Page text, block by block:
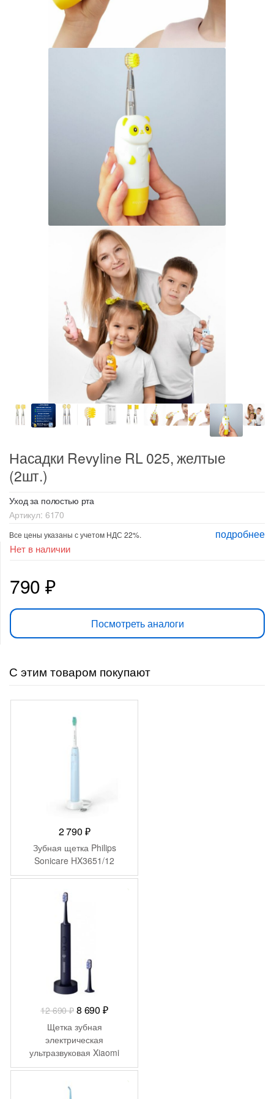
Насадки Revyline RL 025, желтые
(2шт.)
Уход за полостью рта
Артикул: 6170
подробнее
Все цены указаны с учетом НДС 22%.
Нет в наличии
790 ₽
Посмотреть аналоги
С этим товаром покупают
2 790 ₽
Зубная щетка Philips
Sonicare HX3651/12
12 690₽ Первоначальная
цена
составляла
12
690 ₽.
8 690 ₽Текущая
690 ₽.
Щетка зубная
электрическая
ультразвуковая Xiaomi
Electric Toothbrush T700